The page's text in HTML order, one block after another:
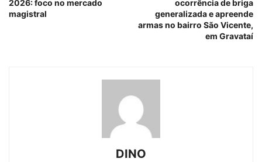
2026: foco no mercado
magistral
ocorrência de briga
generalizada e apreende
armas no bairro São Vicente,
em Gravataí
DINO